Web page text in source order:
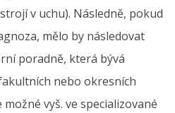
v uchu). Následně, pokud
mělo by následovat
poradně, která bývá
nebo okresních
vyš. ve specializované